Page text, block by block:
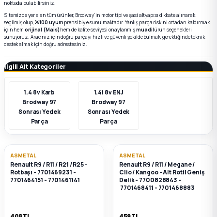
Parça
Parça
Megane E-TECH Yedek Parça
Parça
noktada bulabilirsiniz.
Sitemizde yer alan tüm ürünler, Brodway’in motor tipi ve şasi altyapısı dikkate alınarak
seçilmiş olup, %100 uyum prensibiyle sunulmaktadır. Yanlış parça riskini ortadan kaldırmak
için hemorijinal (Mais) hem de kalite seviyesi onaylanmışmuadilürün seçenekleri
sunuyoruz. Aracınız için doğru parçayı hızlı ve güvenli şekilde bulmak, gerektiğinde teknik
destek almak için doğru adrestesiniz.
İlgili Alt Kategoriler
1.4 8v Karb
Brodway 97
Sonrası Yedek
Parça
1.4i 8v ENJ
Brodway 97
Sonrası Yedek
Parça
ASMETAL
Renault R9 / R11 / R21 / R25 -
Rotbaşı - 7701469231 -
7701464151 - 7701461141
ASMETAL
Renault R9 / R11 / Megane /
Clio / Kangoo - Alt Rotil Geniş
Delik - 7700828843 -
7701468411 - 7701468883